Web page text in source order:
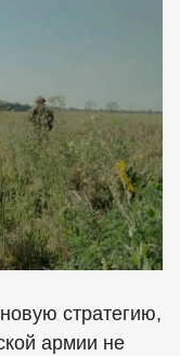
стратегию,
армии не